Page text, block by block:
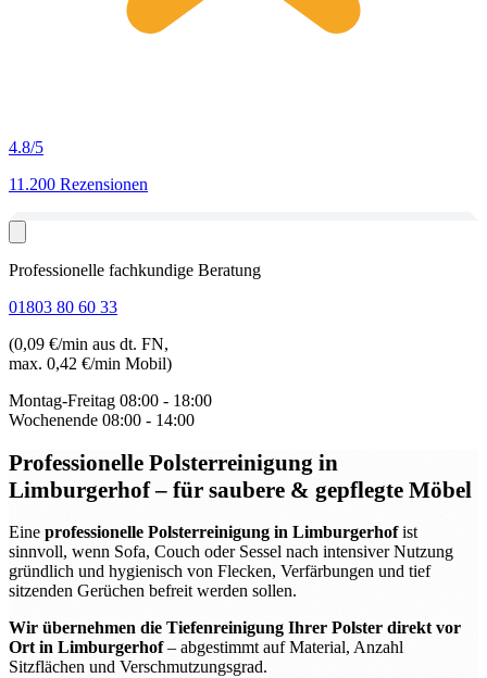
4.8/5
11.200 Rezensionen
Professionelle fachkundige Beratung
01803 80 60 33
(0,09 €/min aus dt. FN,
max. 0,42 €/min Mobil)
Montag-Freitag 08:00 - 18:00
Wochenende 08:00 - 14:00
Professionelle Polsterreinigung in
Limburgerhof– für saubere & gepflegte Möbel
Eine professionelle Polsterreinigung in Limburgerhofist
sinnvoll, wenn Sofa, Couch oder Sessel nach intensiver Nutzung
gründlich und hygienisch von Flecken, Verfärbungen und tief
sitzenden Gerüchen befreit werden sollen.
Wir übernehmen die Tiefenreinigung Ihrer Polster direkt vor
Ort in Limburgerhof– abgestimmt auf Material, Anzahl
Sitzflächen und Verschmutzungsgrad.